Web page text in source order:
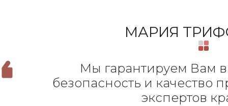
МАРИЯ
Мы гарантируем Вам
безопасность и качество
экспертов